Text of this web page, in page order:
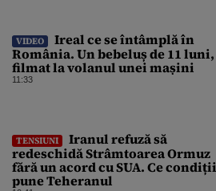
VIDEO
Ireal ce se întâmplă în
România. Un bebeluș de 11 luni,
filmat la volanul unei mașini
11:33
TENSIUNI
Iranul refuză să
redeschidă Strâmtoarea Ormuz
fără un acord cu SUA. Ce condiții
pune Teheranul